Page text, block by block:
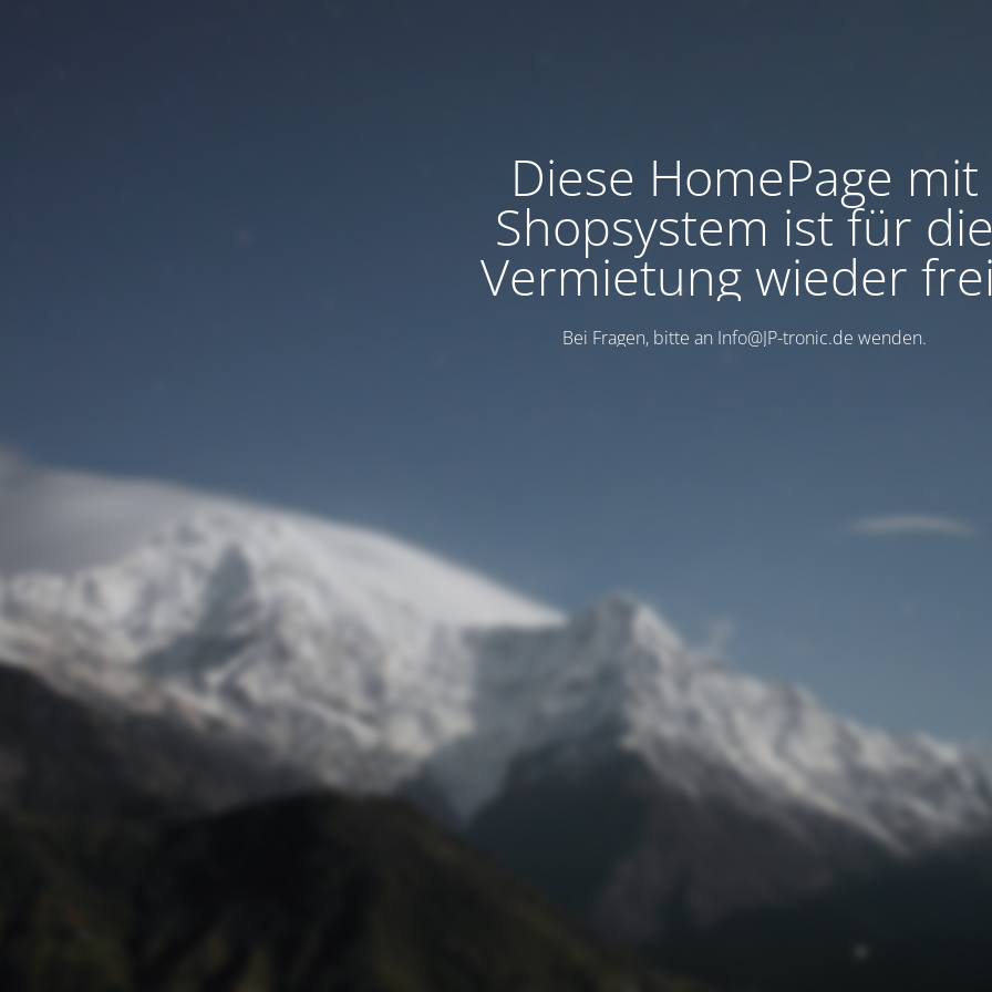
Diese HomePage mit
Shopsystem ist für
Vermietung wieder
Bei Fragen, bitte an Info@JP-tronic.de wenden.